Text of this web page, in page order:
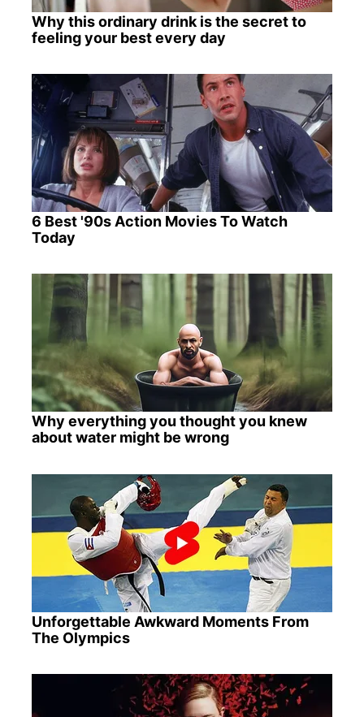
Why this ordinary drink is the secret to
feeling your best every day
6 Best '90s Action Movies To Watch
Today
Why everything you thought you knew
about water might be wrong
Unforgettable Awkward Moments From
The Olympics